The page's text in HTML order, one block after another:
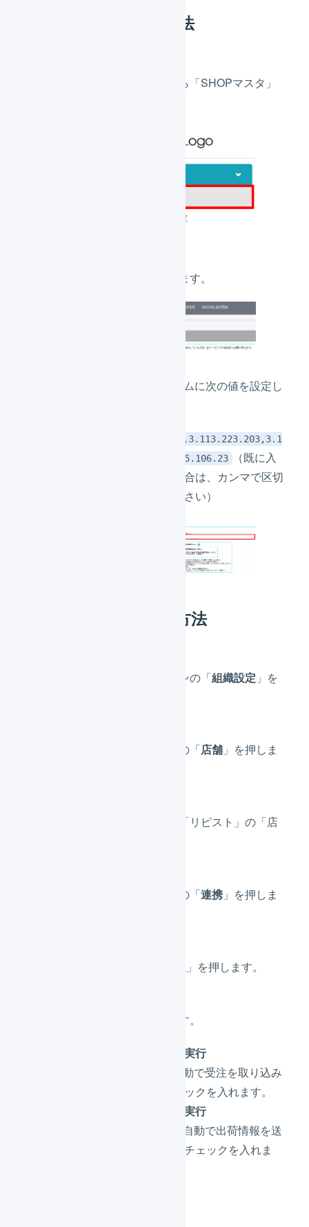
リピストでの操作方法
「基本情報管理」から「SHOPマスタ」
「外部連携」を押します。
「WMS設定」フォームに次の値を設定し
54.250.255.16,3.113.223.203,3.1
15.84.86,13.115.106.23
（既に入
力されている場合は、カンマで区切
ってご入力ください）
LOGILESSでの操作方法
メインナビゲーションの「組織設定 」を
サブナビゲーションの「店舗 」を押しま
プラットフォームが「リピスト」の「店
サブナビゲーションの「連携 」を押しま
」を押します。
連携の設定を行います。
受注取込を自動実行
LOGILESSへ自動で受注を取り込み
たい場合、チェックを入れます。
出荷通知を自動実行
LOGILESSから自動で出荷情報を送
信したい場合、チェックを入れま